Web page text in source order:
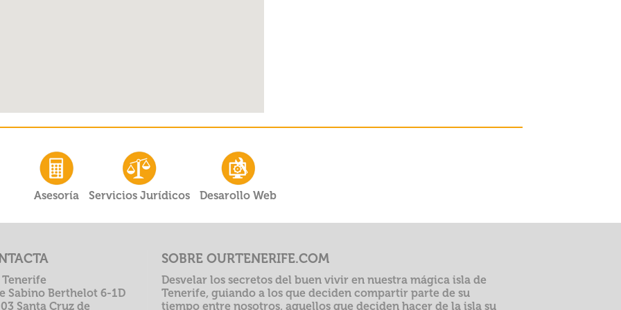
Asesoría Servicios Jurídicos Desarollo Web
Sabino Berthelot 6-1D
Santa Cruz de
SOBRE OURTENERIFE.COM
Desvelar los secretos del buen vivir en nuestra mágica isla de
Tenerife, guiando a los que deciden compartir parte de su
tiempo entre nosotros, aquellos que deciden hacer de la isla su